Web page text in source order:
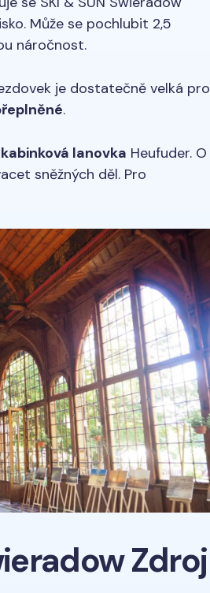
Může se pochlubit 2,5
náročnost.
je dostatečně velká pro
.
lanovka Heufuder. O
sněžných děl. Pro
Zdroj